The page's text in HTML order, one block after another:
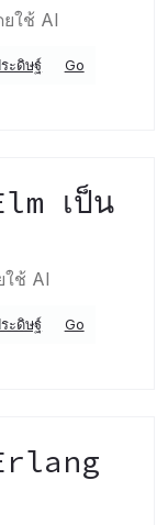
ใช้ AI
ะดิษฐ์
Go
เป็น
ใช้ AI
ะดิษฐ์
Go